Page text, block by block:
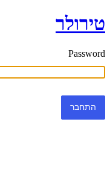
טירולר
Password